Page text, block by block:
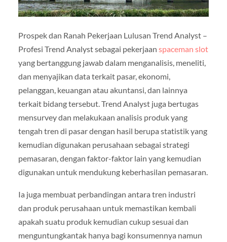
Prospek dan Ranah Pekerjaan Lulusan Trend Analyst –
Profesi Trend Analyst sebagai pekerjaan spaceman slot
yang bertanggung jawab dalam menganalisis, meneliti,
dan menyajikan data terkait pasar, ekonomi,
pelanggan, keuangan atau akuntansi, dan lainnya
terkait bidang tersebut. Trend Analyst juga bertugas
mensurvey dan melakukaan analisis produk yang
tengah tren di pasar dengan hasil berupa statistik yang
kemudian digunakan perusahaan sebagai strategi
pemasaran, dengan faktor-faktor lain yang kemudian
digunakan untuk mendukung keberhasilan pemasaran.
Ia juga membuat perbandingan antara tren industri
dan produk perusahaan untuk memastikan kembali
apakah suatu produk kemudian cukup sesuai dan
menguntungkantak hanya bagi konsumennya namun